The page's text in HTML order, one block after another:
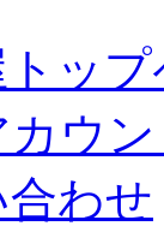
ップ
ウン
わせ